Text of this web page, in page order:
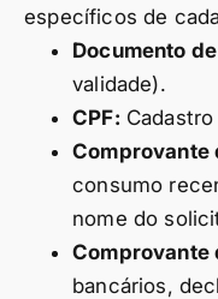
específicos de
Documento
validade).
CPF:
Comprovante
consumo
nome do
Comprovante
bancários,